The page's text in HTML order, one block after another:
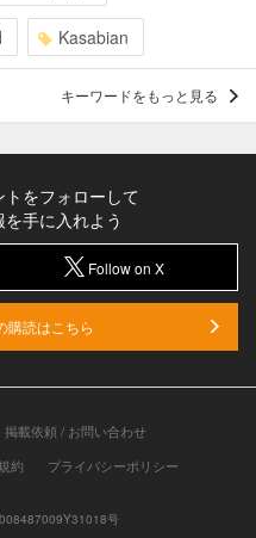
Kasabian
キーワードをもっと見る
をフォローして
手に入れよう
Follow on X
読はこちら
掲載依頼 / お問い合わせ
約 プライバシーポリシー
号